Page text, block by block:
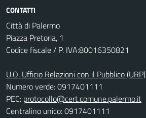
CONTATTI
Città di Palermo
Piazza Pretoria, 1
Codice fiscale / P. IVA:80016350821
U.O. Ufficio Relazioni con il Pubblico (URP)
Numero verde: 0917401111
PEC: protocollo@cert.comune.palermo.it
Centralino unico: 0917401111